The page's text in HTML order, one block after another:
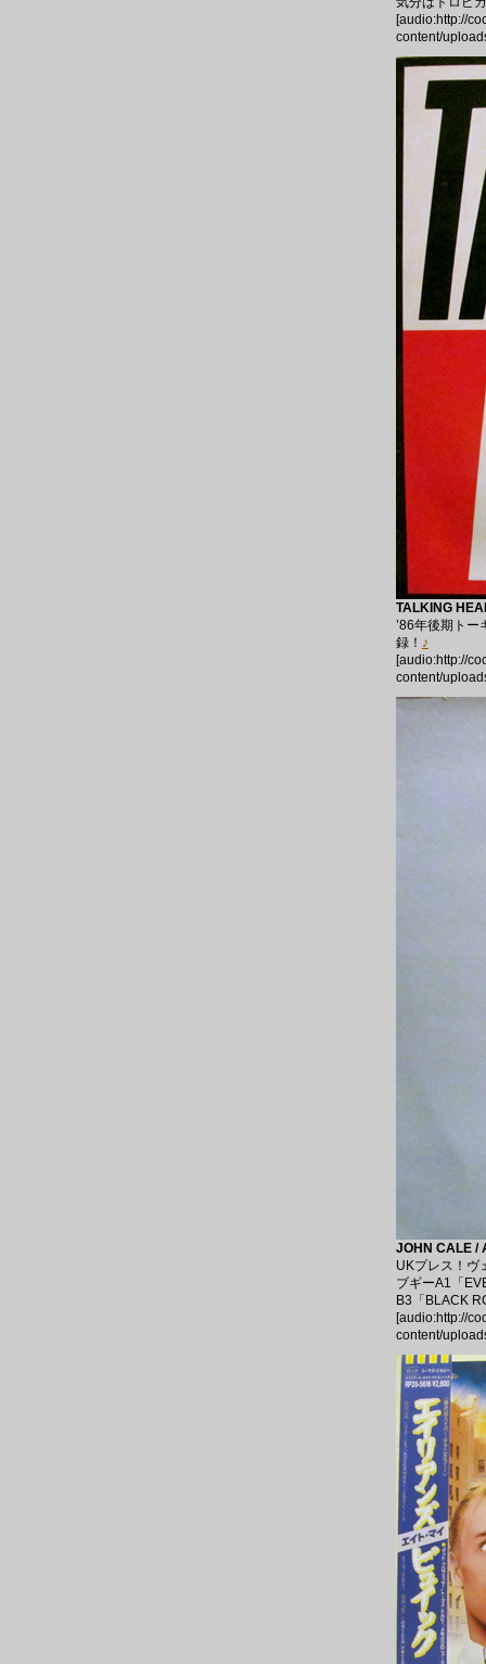
[audio:http://
content/
TALKING
’86年後期ト
録！ ♪
[audio:http://
content/
JOHN CALE /
UKプレス！ヴ
ブギーA1「
B3「BLACK
[audio:http://
content/